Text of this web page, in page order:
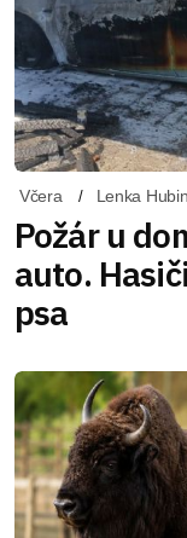
Včera Lenka
Požár u
auto.
psa